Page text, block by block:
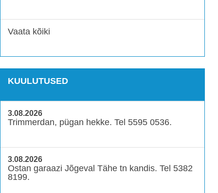
Vaata kõiki
KUULUTUSED
3.08.2026
Trimmerdan, pügan hekke. Tel 5595 0536.
3.08.2026
Ostan garaazi Jõgeval Tähe tn kandis. Tel 5382
8199.